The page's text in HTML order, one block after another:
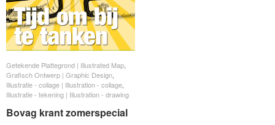
Getekende Plattegrond | Illustrated Map
Grafisch Ontwerp | Graphic Design
Illustratie - collage | Illustration - collage
Illustratie - tekening | Illustration - drawing
Bovag krant zomerspecial
Getekende Plattegrond | Illustrated Map
Grafisch Ontwerp | Graphic Design
Illustratie - collage | Illustration - collage
Illustratie - tekening | Illustration - drawing
Bovag krant zomerspecial